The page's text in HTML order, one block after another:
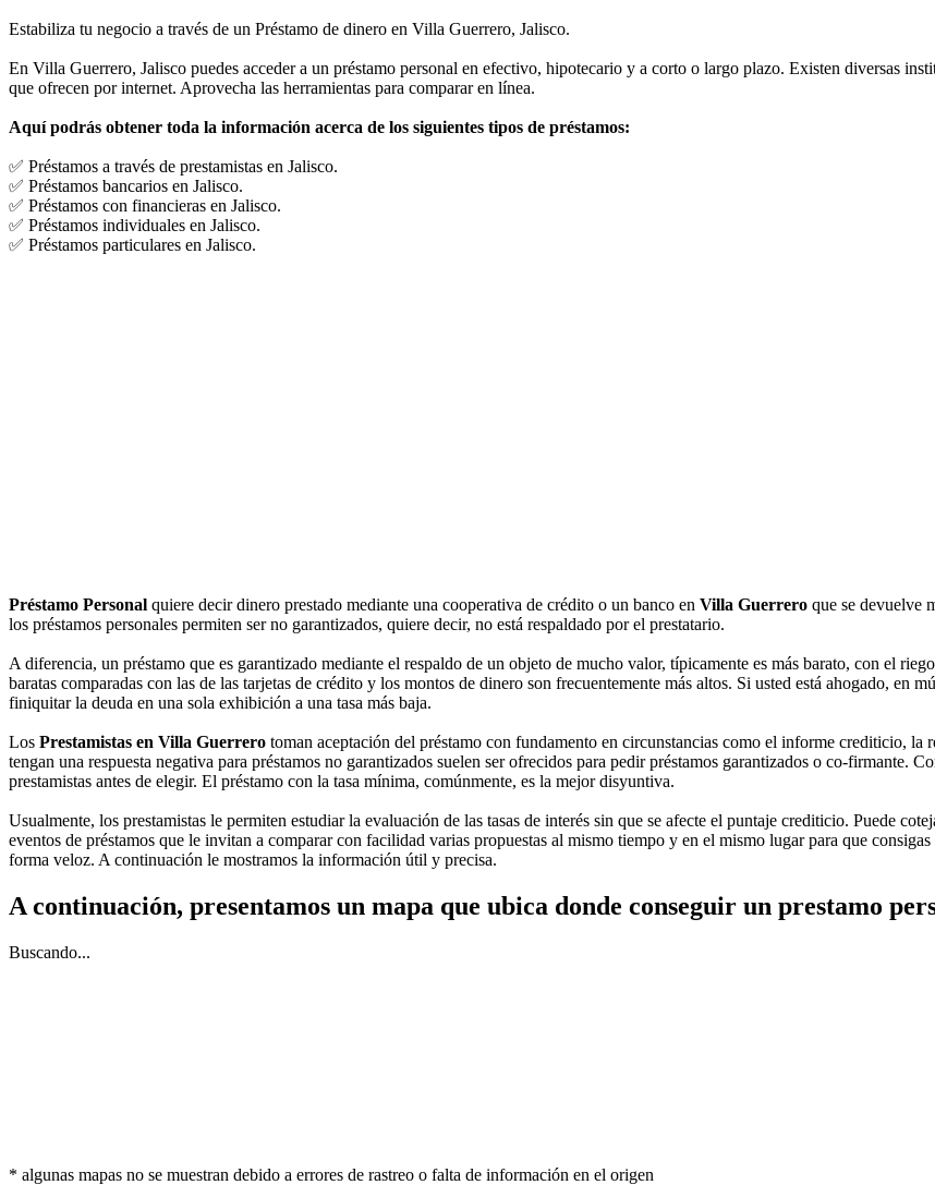
Estabiliza tu negocio a través de un Préstamo de dinero en Villa Guerrero, Jalisco.
En Villa Guerrero, Jalisco puedes acceder a un préstamo personal en efectivo, hipotecario y a corto o largo plazo. Existen diversas
que ofrecen por internet. Aprovecha las herramientas para comparar en línea.
Aquí podrás obtener toda la información acerca de los siguientes tipos de préstamos:
✅ Préstamos a través de prestamistas en Jalisco.
✅ Préstamos bancarios en Jalisco.
✅ Préstamos con financieras en Jalisco.
✅ Préstamos individuales en Jalisco.
✅ Préstamos particulares en Jalisco.
Préstamo Personal quiere decir dinero prestado mediante una cooperativa de crédito o un banco en Villa Guerrero que se devuelve
los préstamos personales permiten ser no garantizados, quiere decir, no está respaldado por el prestatario.
A diferencia, un préstamo que es garantizado mediante el respaldo de un objeto de mucho valor, típicamente es más barato, con el
baratas comparadas con las de las tarjetas de crédito y los montos de dinero son frecuentemente más altos. Si usted está ahogado, en
finiquitar la deuda en una sola exhibición a una tasa más baja.
Los Prestamistas en Villa Guerrero toman aceptación del préstamo con fundamento en circunstancias como el informe crediticio,
tengan una respuesta negativa para préstamos no garantizados suelen ser ofrecidos para pedir préstamos garantizados o co-firmante.
prestamistas antes de elegir. El préstamo con la tasa mínima, comúnmente, es la mejor disyuntiva.
Usualmente, los prestamistas le permiten estudiar la evaluación de las tasas de interés sin que se afecte el puntaje crediticio. Puede
eventos de préstamos que le invitan a comparar con facilidad varias propuestas al mismo tiempo y en el mismo lugar para que
forma veloz. A continuación le mostramos la información útil y precisa.
A continuación, presentamos un mapa que ubica donde conseguir un prestamo
Buscando...
* algunas mapas no se muestran debido a errores de rastreo o falta de información en el origen